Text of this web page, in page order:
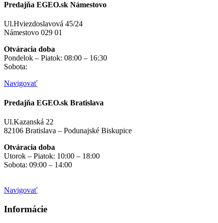
Predajňa EGEO.sk Námestovo
Ul.Hviezdoslavová 45/24
Námestovo 029 01
Otváracia doba
Pondelok – Piatok: 08:00 – 16:30
Sobota:
Navigovať
Predajňa EGEO.sk Bratislava
Ul.Kazanská 22
82106 Bratislava – Podunajské Biskupice
Otváracia doba
Utorok – Piatok: 10:00 – 18:00
Sobota: 09:00 – 14:00
Navigovať
Informácie